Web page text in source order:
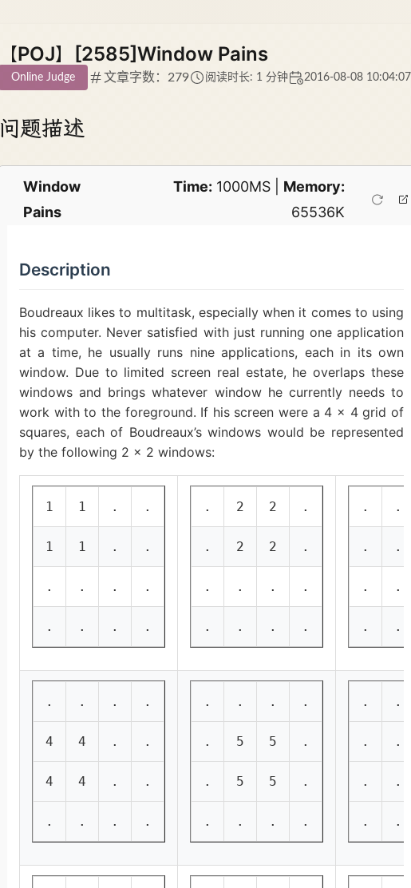
【POJ】[2585]Window Pains
Online Judge 文章字数：279 阅读时长: 1 分钟 2016-08-08 10:04:07
问题描述
Window
Pains
Time: 1000MS | Memory:
65536K